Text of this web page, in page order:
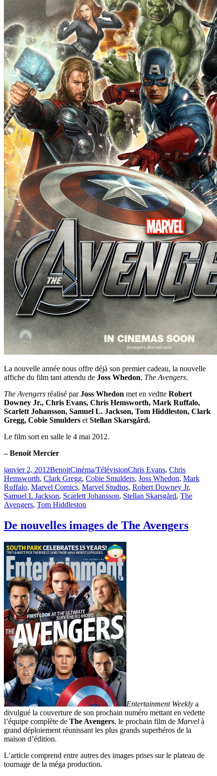
La nouvelle année nous offre déjà son premier cadeau, la nouvelle
affiche du film tant attendu de Joss Whedon, The Avengers.
The Avengers réalisé parJoss Whedon met en vedtte Robert
Downey Jr., Chris Evans, Chris Hemsworth, Mark Ruffalo,
Scarlett Johansson, Samuel L. Jackson, Tom Hiddleston, Clark
Gregg, Cobie Smulders et Stellan Skarsgård.
Le film sort en salle le 4 mai 2012.
– Benoit Mercier
Publié
le
janvier 2, 2012BenoitCatégories
Cinéma/TélévisionÉtiquettes
Chris Evans, Chris
Hemsworth, Clark Gregg, Cobie Smulders, Joss Whedon, Mark
Ruffalo, Marvel Comics, Marvel Studios, Robert Downey Jr,
Samuel L Jackson, Scarlett Johansson, Stellan Skarsgård, The
Avengers, Tom Hiddleston
De nouvelles images de The Avengers
Entertainment Weekly a
divulgué la couverture de son prochain numéro mettant en vedette
l’équipe complète de The Avengers, le prochain film de Marvel à
grand déploiement réunissant les plus grands superhéros de la
maison d’édition.
L’article comprend entre autres des images prises sur le plateau de
tournage de la méga production.